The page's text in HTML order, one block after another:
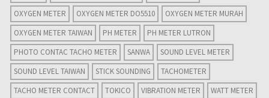
OXYGEN METER
OXYGEN METER DO5510
OXYGEN METER MURAH
OXYGEN METER TAIWAN
PH METER
PH METER LUTRON
PHOTO CONTAC TACHO METER
SANWA
SOUND LEVEL METER
SOUND LEVEL TAIWAN
STICK SOUNDING
TACHOMETER
TACHO METER CONTACT
TOKICO VIBRATION METER
WATT METER